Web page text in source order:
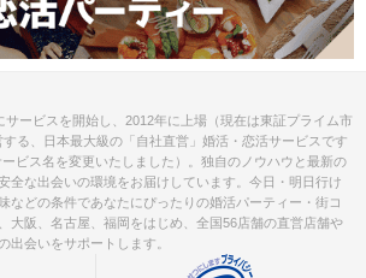
サービスを開始し、2012年に上場（現在は東証プライム市
る、日本最大級の「自社直営」婚活・恋活サービスです
ビス名を変更いたしました）。独自のノウハウと最新の
全な出会いの環境をお届けしています。今日・明日行け
などの条件であなたにぴったりの婚活パーティー・街コ
大阪、名古屋、福岡をはじめ、全国56店舗の直営店舗や
出会いをサポートします。